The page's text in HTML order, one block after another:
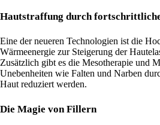
Hautstraffung durch
Eine der neueren Technologien ist die
Wärmeenergie zur Steigerung der
Zusätzlich gibt es die Mesotherapie und
Unebenheiten wie Falten und Narben
Haut reduziert werden.
Die Magie von Fillern